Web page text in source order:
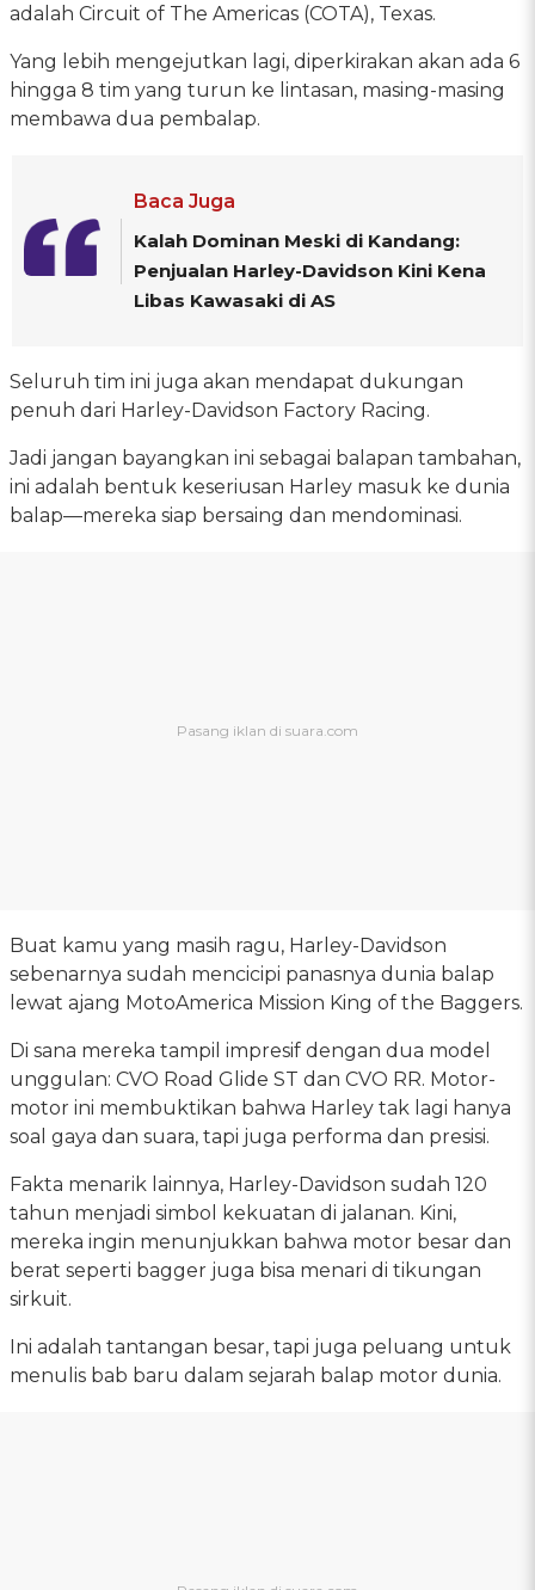
adalah Circuit of The Americas (COTA), Texas.
Yang lebih mengejutkan lagi, diperkirakan akan ada 6
hingga 8 tim yang turun ke lintasan, masing-masing
membawa dua pembalap.
Baca Juga
Kalah Dominan Meski di Kandang:
Penjualan Harley-Davidson Kini Kena
Libas Kawasaki di AS
Seluruh tim ini juga akan mendapat dukungan
penuh dari Harley-Davidson Factory Racing.
Jadi jangan bayangkan ini sebagai balapan tambahan,
ini adalah bentuk keseriusan Harley masuk ke dunia
balap—mereka siap bersaing dan mendominasi.
Buat kamu yang masih ragu, Harley-Davidson
sebenarnya sudah mencicipi panasnya dunia balap
lewat ajang MotoAmerica Mission King of the Baggers.
Di sana mereka tampil impresif dengan dua model
unggulan: CVO Road Glide ST dan CVO RR. Motor-
motor ini membuktikan bahwa Harley tak lagi hanya
soal gaya dan suara, tapi juga performa dan presisi.
Fakta menarik lainnya, Harley-Davidson sudah 120
tahun menjadi simbol kekuatan di jalanan. Kini,
mereka ingin menunjukkan bahwa motor besar dan
berat seperti bagger juga bisa menari di tikungan
sirkuit.
Ini adalah tantangan besar, tapi juga peluang untuk
menulis bab baru dalam sejarah balap motor dunia.